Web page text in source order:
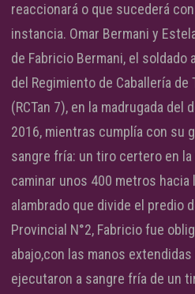
reaccionará o que sucederá
instancia. Omar Bermani y
de Fabricio Bermani, el
del Regimiento de Caballería de
(RCTan 7), en la madrugada del
2016, mientras cumplía con su
sangre fría: un tiro certero en
caminar unos 400 metros hacia
alambrado que divide el predio
Provincial N°2, Fabricio fue
abajo,con las manos
ejecutaron a sangre fría de un